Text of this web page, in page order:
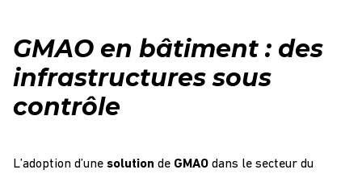
GMAO en bâtiment : des
infrastructures sous
contrôle
L’adoption d’une solution de GMAO dans le secteur du